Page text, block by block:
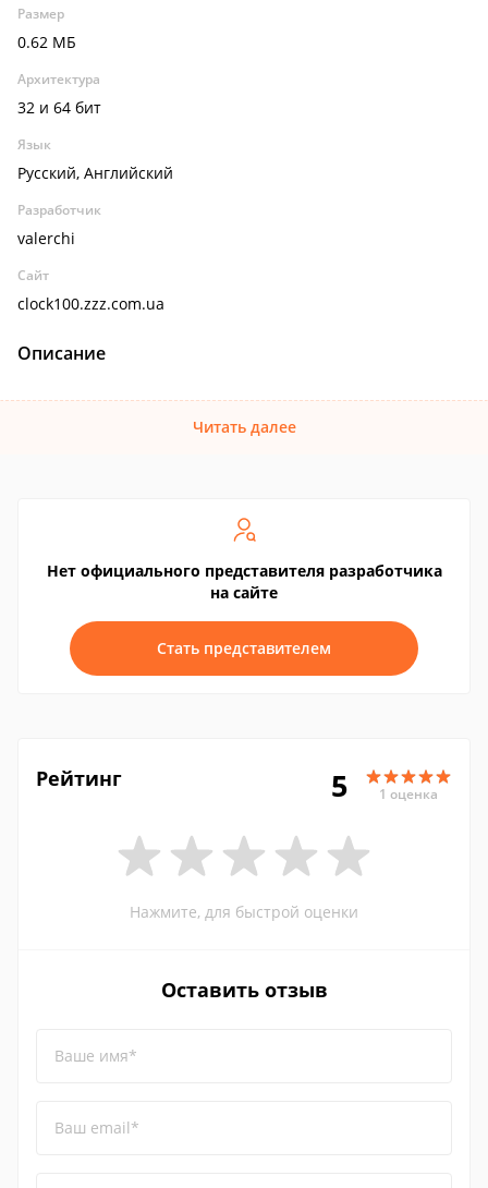
Размер
0.62 МБ
Архитектура
32 и 64 бит
Язык
Русский, Английский
Разработчик
valerchi
Сайт
clock100.zzz.com.ua
Описание
Читать далее
Нет официального представителя разработчика
на сайте
Стать представителем
Рейтинг 5 1 оценка
Нажмите, для быстрой оценки
Оставить отзыв
Ваше имя*
Ваш email*